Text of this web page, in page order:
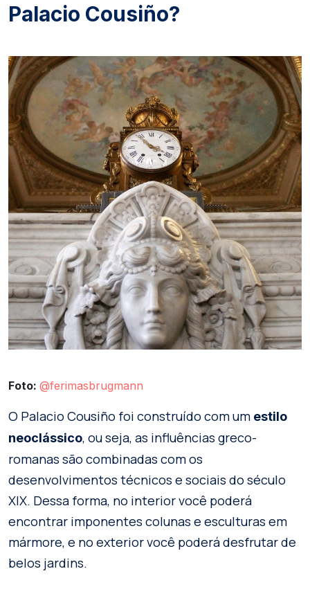
Palacio Cousiño?
Foto: @ferimasbrugmann
O Palacio Cousiño foi construído com um estilo
neoclássico, ou seja, as influências greco-
romanas são combinadas com os
desenvolvimentos técnicos e sociais do século
XIX. Dessa forma, no interior você poderá
encontrar imponentes colunas e esculturas em
mármore, e no exterior você poderá desfrutar de
belos jardins.